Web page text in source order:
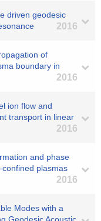
driven geodesic
2016
of
boundary in
2016
ion flow and
transport in linear
2016
and phase
plasmas
2016
Modes with a